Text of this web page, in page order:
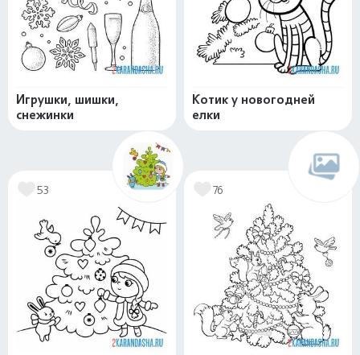
Игрушки, шишки,
снежинки
Котик у новогодней
елки
53 76